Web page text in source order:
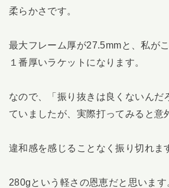
柔らかさです。
最大フレーム厚が27.5mmと、私が
１番厚いラケットになります。
なので、「振り抜きは良くないんだ
ていましたが、実際打ってみると意
違和感を感じることなく振り切れま
280gという軽さの恩恵だと思います